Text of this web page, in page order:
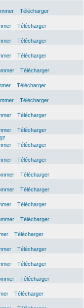
Télécharger
Télécharger
Télécharger
Télécharger
Télécharger
Télécharger
Télécharger
Télécharger
Télécharger
Télécharger
Télécharger
Télécharger
Télécharger
Télécharger
Télécharger
Télécharger
Télécharger
Télécharger
Télécharger
Télécharger